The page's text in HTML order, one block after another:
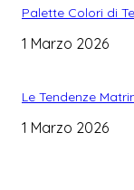
Palette Colori di
1 Marzo 2026
Le Tendenze
1 Marzo 2026